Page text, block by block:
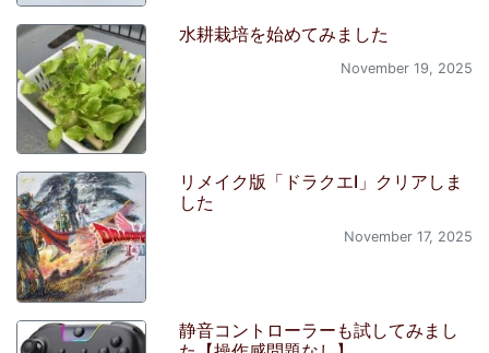
水耕栽培を始めてみました
November 19, 2025
リメイク版「ドラクエI」クリアしま
した
November 17, 2025
静音コントローラーも試してみまし